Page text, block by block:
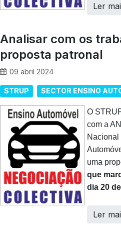
Ler
Analisar com os
proposta patronal
09 abril 2024
STRUP SECTOR ENSINO
O
com a
uma
que
dia 20
Ler